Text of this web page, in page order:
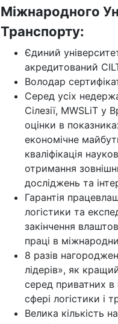
Міжнародного
Транспорту:
Єдиний
акредитований
Володар
Серед усіх
Сілезії, MWSLiT у
оцінки в
економічне
кваліфікація
отримання
досліджень та
Гарантія
логістики та
закінчення
праці в
8 разів
лідерів», як
серед приватних в
сфері логістики і
Велика кількість